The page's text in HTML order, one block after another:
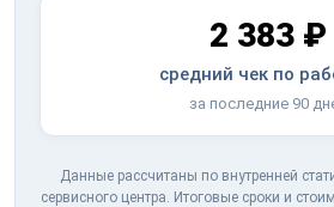
2 383 ₽
средний чек по
за последние 90
Данные рассчитаны по внутренней
сервисного центра. Итоговые сроки и